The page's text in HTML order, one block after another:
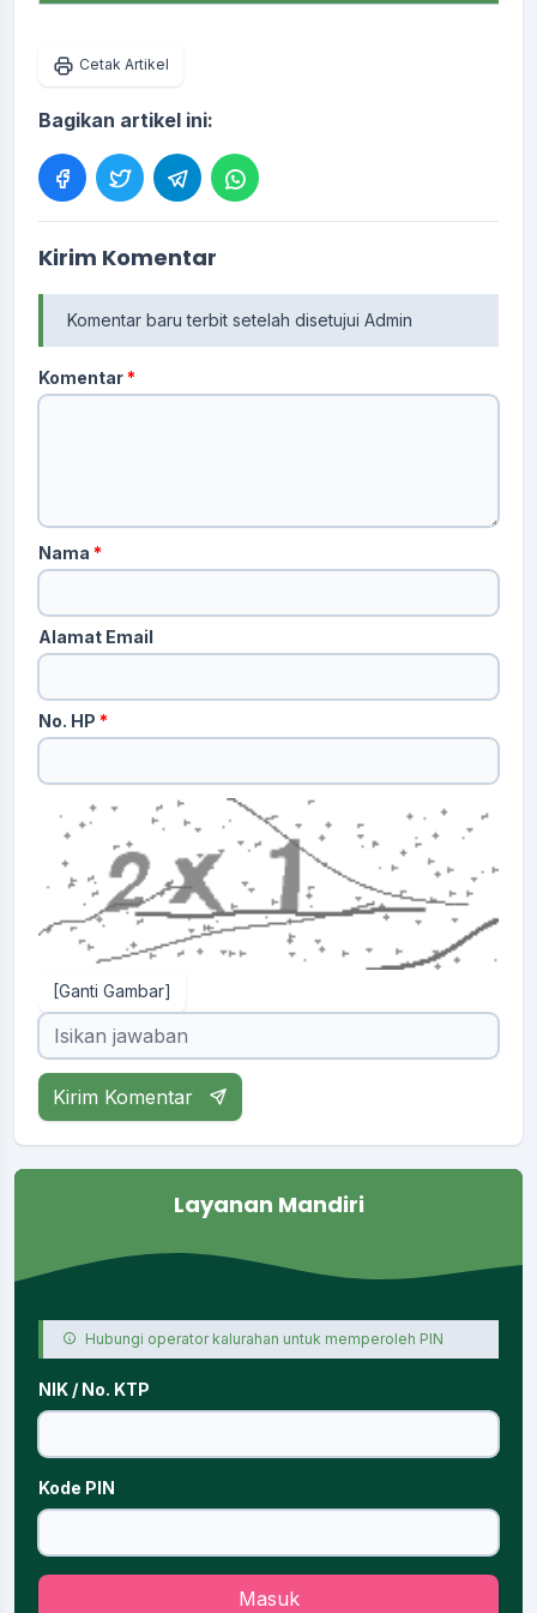
Cetak Artikel
Bagikan artikel ini:
Kirim Komentar
Komentar baru terbit setelah disetujui Admin
Komentar*
Nama *
Alamat Email
No. HP *
[Ganti Gambar]
Kirim Komentar
Layanan Mandiri
Hubungi operator kalurahan untuk memperoleh PIN
NIK / No. KTP
Kode PIN
Masuk